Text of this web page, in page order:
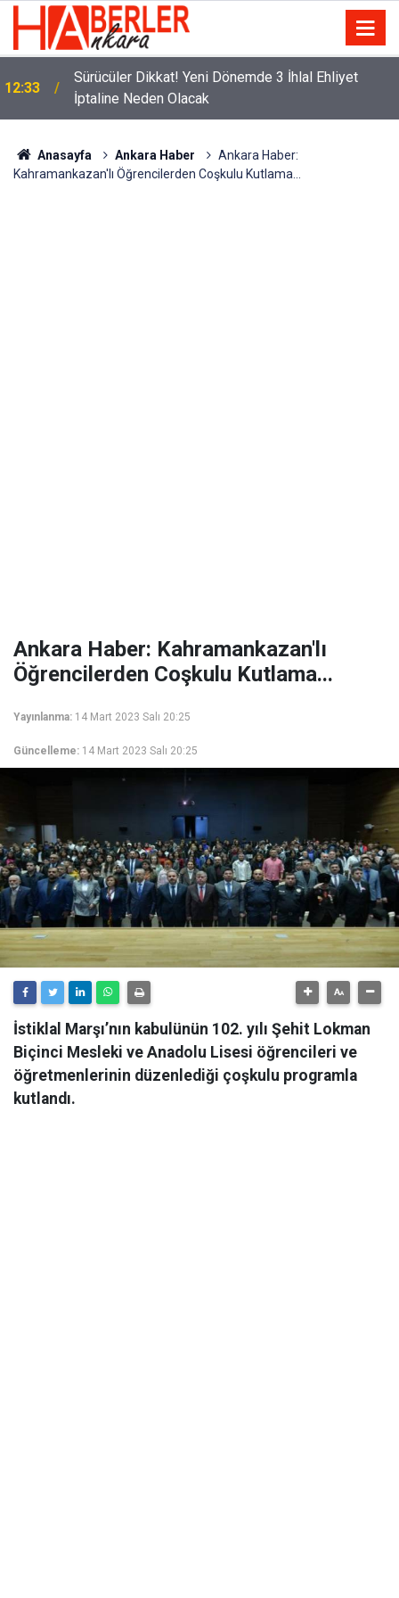
12:33
Sürücüler Dikkat! Yeni Dönemde 3 İhlal Ehliyet
İptaline Neden Olacak
Anasayfa Ankara Haber
Ankara Haber:
Kahramankazan'lı Öğrencilerden Coşkulu Kutlama...
Ankara Haber: Kahramankazan'lı
Öğrencilerden Coşkulu Kutlama...
Yayınlanma: 14 Mart 2023 Salı 20:25
Güncelleme: 14 Mart 2023 Salı 20:25
İstiklal Marşı’nın kabulünün 102. yılı Şehit Lokman
Biçinci Mesleki ve Anadolu Lisesi öğrencileri ve
öğretmenlerinin düzenlediği çoşkulu programla
kutlandı.